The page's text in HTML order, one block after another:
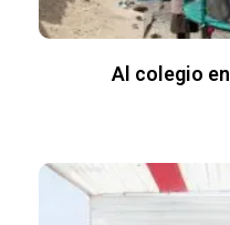
Al colegio